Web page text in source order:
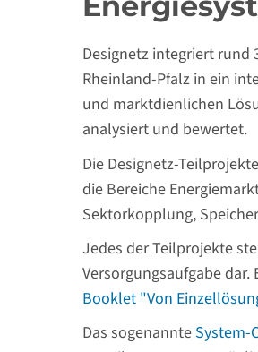
Designetz integriert rund
Rheinland-Pfalz in ein
und marktdienlichen
analysiert und bewertet.
Die Designetz-
die Bereiche
Sektorkopplung,
Jedes der Teilprojekte
Versorgungsaufgabe
Booklet "Von
Das sogenannte System-